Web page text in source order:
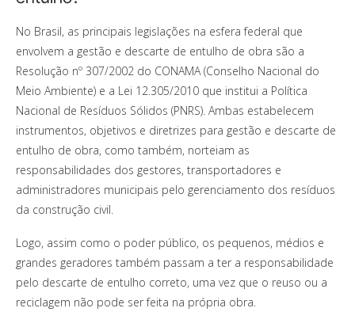
No Brasil, as principais legislações na esfera federal que
envolvem a gestão e descarte de entulho de obra são a
Resolução nº 307/2002 do CONAMA (Conselho Nacional do
Meio Ambiente) e a Lei 12.305/2010 que institui a Política
Nacional de Resíduos Sólidos (PNRS). Ambas estabelecem
instrumentos, objetivos e diretrizes para gestão e descarte de
entulho de obra, como também, norteiam as
responsabilidades dos gestores, transportadores e
administradores municipais pelo gerenciamento dos resíduos
da construção civil.
Logo, assim como o poder público, os pequenos, médios e
grandes geradores também passam a ter a responsabilidade
pelo descarte de entulho correto, uma vez que o reuso ou a
reciclagem não pode ser feita na própria obra.